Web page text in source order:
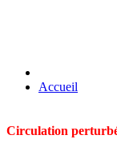
Accueil
Circulation